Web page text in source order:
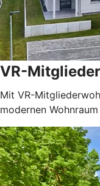
VR-
Mit VR-
modernen